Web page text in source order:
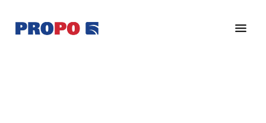
pääsisältöön
alatunnisteeseen